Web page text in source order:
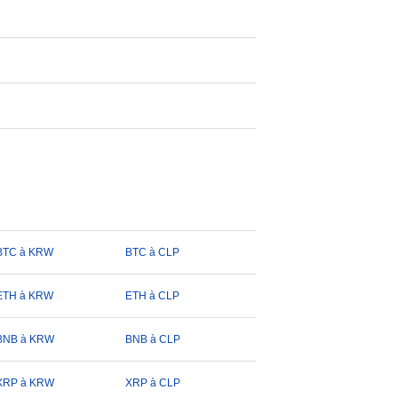
à KRW BTC à CLP
à KRW ETH à CLP
à KRW BNB à CLP
à KRW XRP à CLP